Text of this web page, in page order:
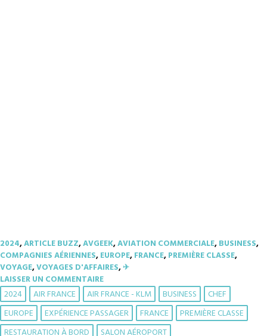
2024,ARTICLE BUZZ,AVGEEK,AVIATION COMMERCIALE,BUSINESS,
COMPAGNIES AÉRIENNES,EUROPE,FRANCE,PREMIÈRE CLASSE,
VOYAGE,VOYAGES D'AFFAIRES,✈︎
LAISSER UN COMMENTAIRE
2024 AIR FRANCE AIR FRANCE - KLM BUSINESS
CHEF
EUROPE
EXPÉRIENCE PASSAGER FRANCE
PREMIÈRE CLASSE
RESTAURATION À BORD
SALON AÉROPORT